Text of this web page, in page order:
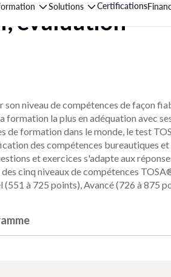
Solutions Certifications
évaluation
son niveau de compétences de façon
formation la plus en adéquation avec
de formation dans le monde, le test
des compétences bureautiques
et exercices s'adapte aux
cinq niveaux de compétences
à 725 points), Avancé (726 à 875